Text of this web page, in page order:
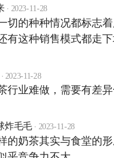
· 2023-11-28
切的种种情况都标志
有这种销售模式都走
· 2023-11-28
行业难做，需要有差
炸毛毛 · 2023-11-28
的奶茶其实与食堂的